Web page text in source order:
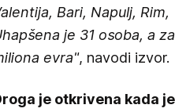
Bari, Napulj,
je 31 osoba, a
evra", navodi izvor.
je otkrivena kada